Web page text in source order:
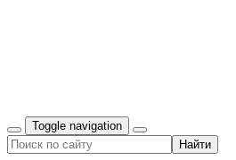
Toggle navigation